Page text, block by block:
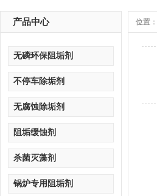
产品中心
无磷环保阻垢剂
不停车除垢剂
无腐蚀除垢剂
阻垢缓蚀剂
杀菌灭藻剂
锅炉专用阻垢剂
位置：